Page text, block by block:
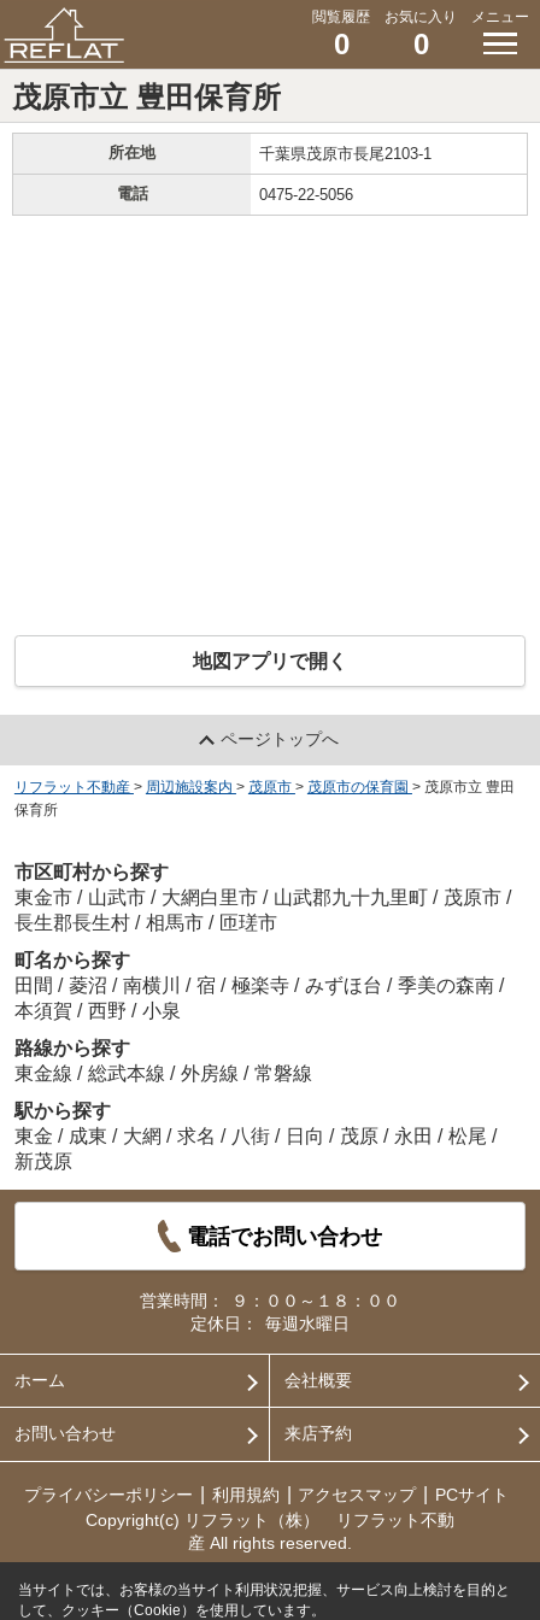
閲覧履歴
0
お気に入り
0
メニュー
茂原市立 豊田保育所
所在地 千葉県茂原市長尾2103-1
電話 0475-22-5056
地図アプリで開く
ページトップへ
リフラット不動産 > 周辺施設案内 > 茂原市 > 茂原市の保育園 > 茂原市立 豊田
保育所
市区町村から探す
東金市 / 山武市 / 大網白里市 / 山武郡九十九里町 / 茂原市 /
長生郡長生村 / 相馬市 / 匝瑳市
町名から探す
田間 / 菱沼 / 南横川 / 宿 / 極楽寺 / みずほ台 / 季美の森南 /
本須賀 / 西野 / 小泉
路線から探す
東金線 / 総武本線 / 外房線 / 常磐線
駅から探す
東金 / 成東 / 大網 / 求名 / 八街 / 日向 / 茂原 / 永田 / 松尾 /
新茂原
電話でお問い合わせ
営業時間：
９：００～１８：００
定休日：
毎週水曜日
ホーム 会社概要
お問い合わせ 来店予約
プライバシーポリシー 利用規約 アクセスマップ
PCサイト
Copyright(c) リフラット（株） リフラット不動
産 All rights reserved.
当サイトでは、お客様の当サイト利用状況把握、サービス向上検討を目的と
して、クッキー（Cookie）を使用しています。